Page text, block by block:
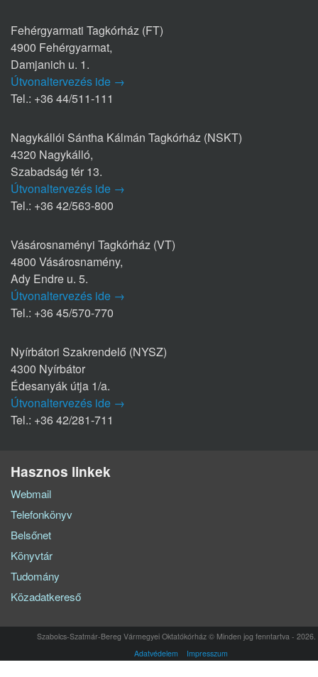
Fehérgyarmati Tagkórház (FT)
4900 Fehérgyarmat,
Damjanich u. 1.
Útvonaltervezés ide →
Tel.: +36 44/511-111
Nagykállói Sántha Kálmán Tagkórház (NSKT)
4320 Nagykálló,
Szabadság tér 13.
Útvonaltervezés ide →
Tel.: +36 42/563-800
Vásárosnaményi Tagkórház (VT)
4800 Vásárosnamény,
Ady Endre u. 5.
Útvonaltervezés ide →
Tel.: +36 45/570-770
Nyírbátori Szakrendelő (NYSZ)
4300 Nyírbátor
Édesanyák útja 1/a.
Útvonaltervezés ide →
Tel.: +36 42/281-711
Hasznos linkek
Webmail
Telefonkönyv
Belsőnet
Könyvtár
Tudomány
Közadatkereső
Szabolcs-Szatmár-Bereg Vármegyei Oktatókórház © Minden jog fenntartva - 2026.
Adatvédelem
Impresszum